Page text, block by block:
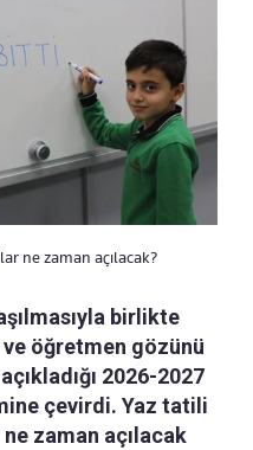
ne zaman açılacak?
birlikte
öğretmen gözünü
2026-2027
çevirdi. Yaz tatili
zaman açılacak